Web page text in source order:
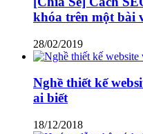
khóa trên một bài
28/02/2019
Nghề thiết kế
ai biết
18/12/2018